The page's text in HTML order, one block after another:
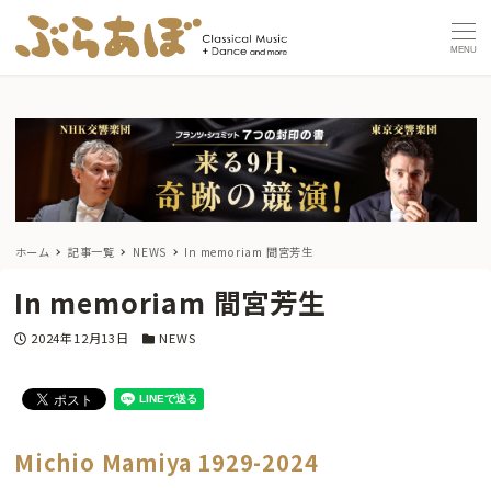
MENU
ホーム 記事一覧 NEWS In memoriam 間宮芳生
In memoriam 間宮芳生
投稿日
2024年12月13日 カテゴリー
NEWS
Michio Mamiya 1929-2024